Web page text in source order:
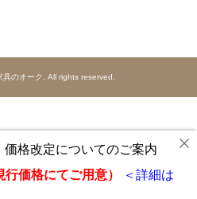
のオーク. All rights reserved.
価格改定についてのご案内
価格にてご用意）
＜詳細は